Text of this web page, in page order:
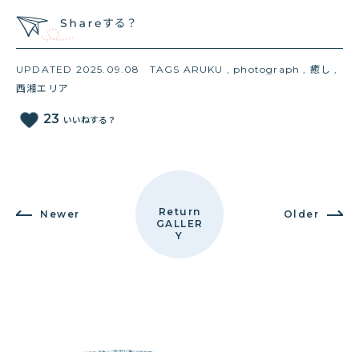
favorite 23 いいねする？
UPDATED 2025.09.08 TAGS ARUKU photograph 癒し
西湘エリア
Newer Older
Return
GALLER
Y